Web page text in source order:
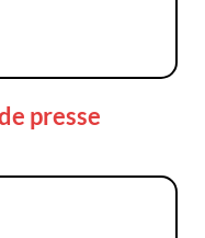
presse